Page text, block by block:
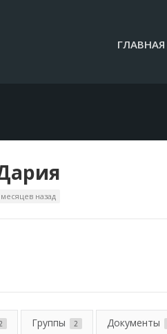
ГЛАВНАЯ
назад
Группы 2 Документы